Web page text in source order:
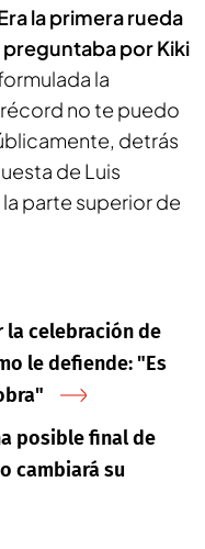
la primera rueda
preguntaba por Kiki
la
no te puedo
detrás
de Luis
parte superior de
la celebración de
le defiende: "Es
posible final de
cambiará su